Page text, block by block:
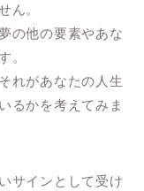
ん。
の他の要素やあな
。
れがあなたの人生
るかを考えてみま
サインとして受け